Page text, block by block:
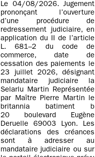
Le 04/08/2026. Jugement
prononçant l’ouverture
d’une procédure de
redressement judiciaire, en
application du II de l’article
L. 681–2 du code de
commerce, date de
cessation des paiements le
23 juillet 2026, désignant
mandataire judiciaire la
Selarlu Martin Représentée
par Maître Pierre Martin le
britannia batiment b
20 boulevard Eugène
Deruelle 69003 Lyon. Les
déclarations des créances
sont à adresser au
mandataire judiciaire ou sur